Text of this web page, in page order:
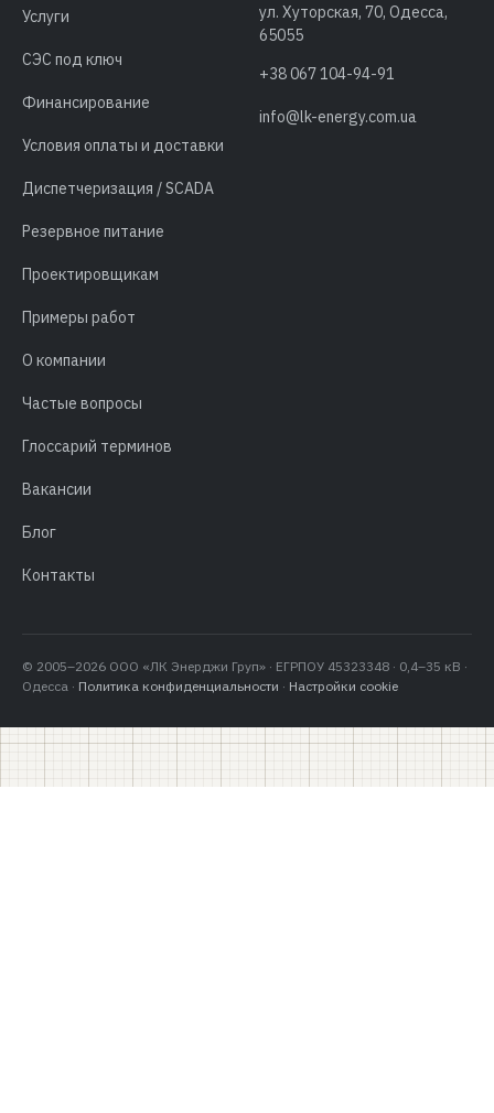
Услуги
СЭС под ключ
Финансирование
Условия оплаты и доставки
Диспетчеризация / SCADA
Резервное питание
Проектировщикам
Примеры работ
О компании
Частые вопросы
Глоссарий терминов
Вакансии
Блог
Контакты
ул. Хуторская, 70, Одесса,
65055
+38 067 104-94-91
info@lk-energy.com.ua
© 2005–2026 ООО «ЛК Энерджи Груп» · ЕГРПОУ 45323348 · 0,4–35 кВ ·
Одесса · Политика конфиденциальности · Настройки cookie